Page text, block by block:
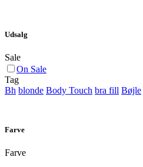
Udsalg
Sale
On Sale
Tag
Bh blonde Body Touch bra fill Bøjle
Farve
Farve